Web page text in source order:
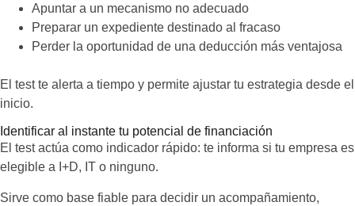
Apuntar a un mecanismo no adecuado
Preparar un expediente destinado al fracaso
Perder la oportunidad de una deducción más ventajosa
El test te alerta a tiempo y permite ajustar tu estrategia desde el
inicio.
Identificar al instante tu potencial de financiación
El test actúa como indicador rápido: te informa si tu empresa es
elegible a I+D, IT o ninguno.
Sirve como base fiable para decidir un acompañamiento,